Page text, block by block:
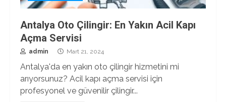
Antalya Oto Çilingir: En Yakın Acil Kapı
Açma Servisi
admin Mart 21, 2024
Antalya'da en yakın oto çilingir hizmetini mi
arıyorsunuz? Acil kapı açma servisi için
profesyonel ve güvenilir çilingir...